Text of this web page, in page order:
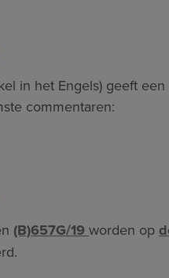
in het Engels) geeft een
commentaren:
(B)657G/19 worden op